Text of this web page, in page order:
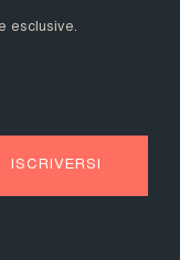
esclusive.